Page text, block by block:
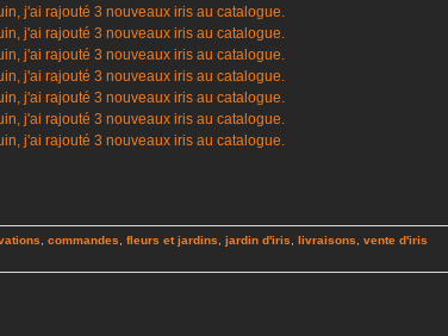
commandes fleurs et jardins jardin d'iris livraisons
vente d'iris